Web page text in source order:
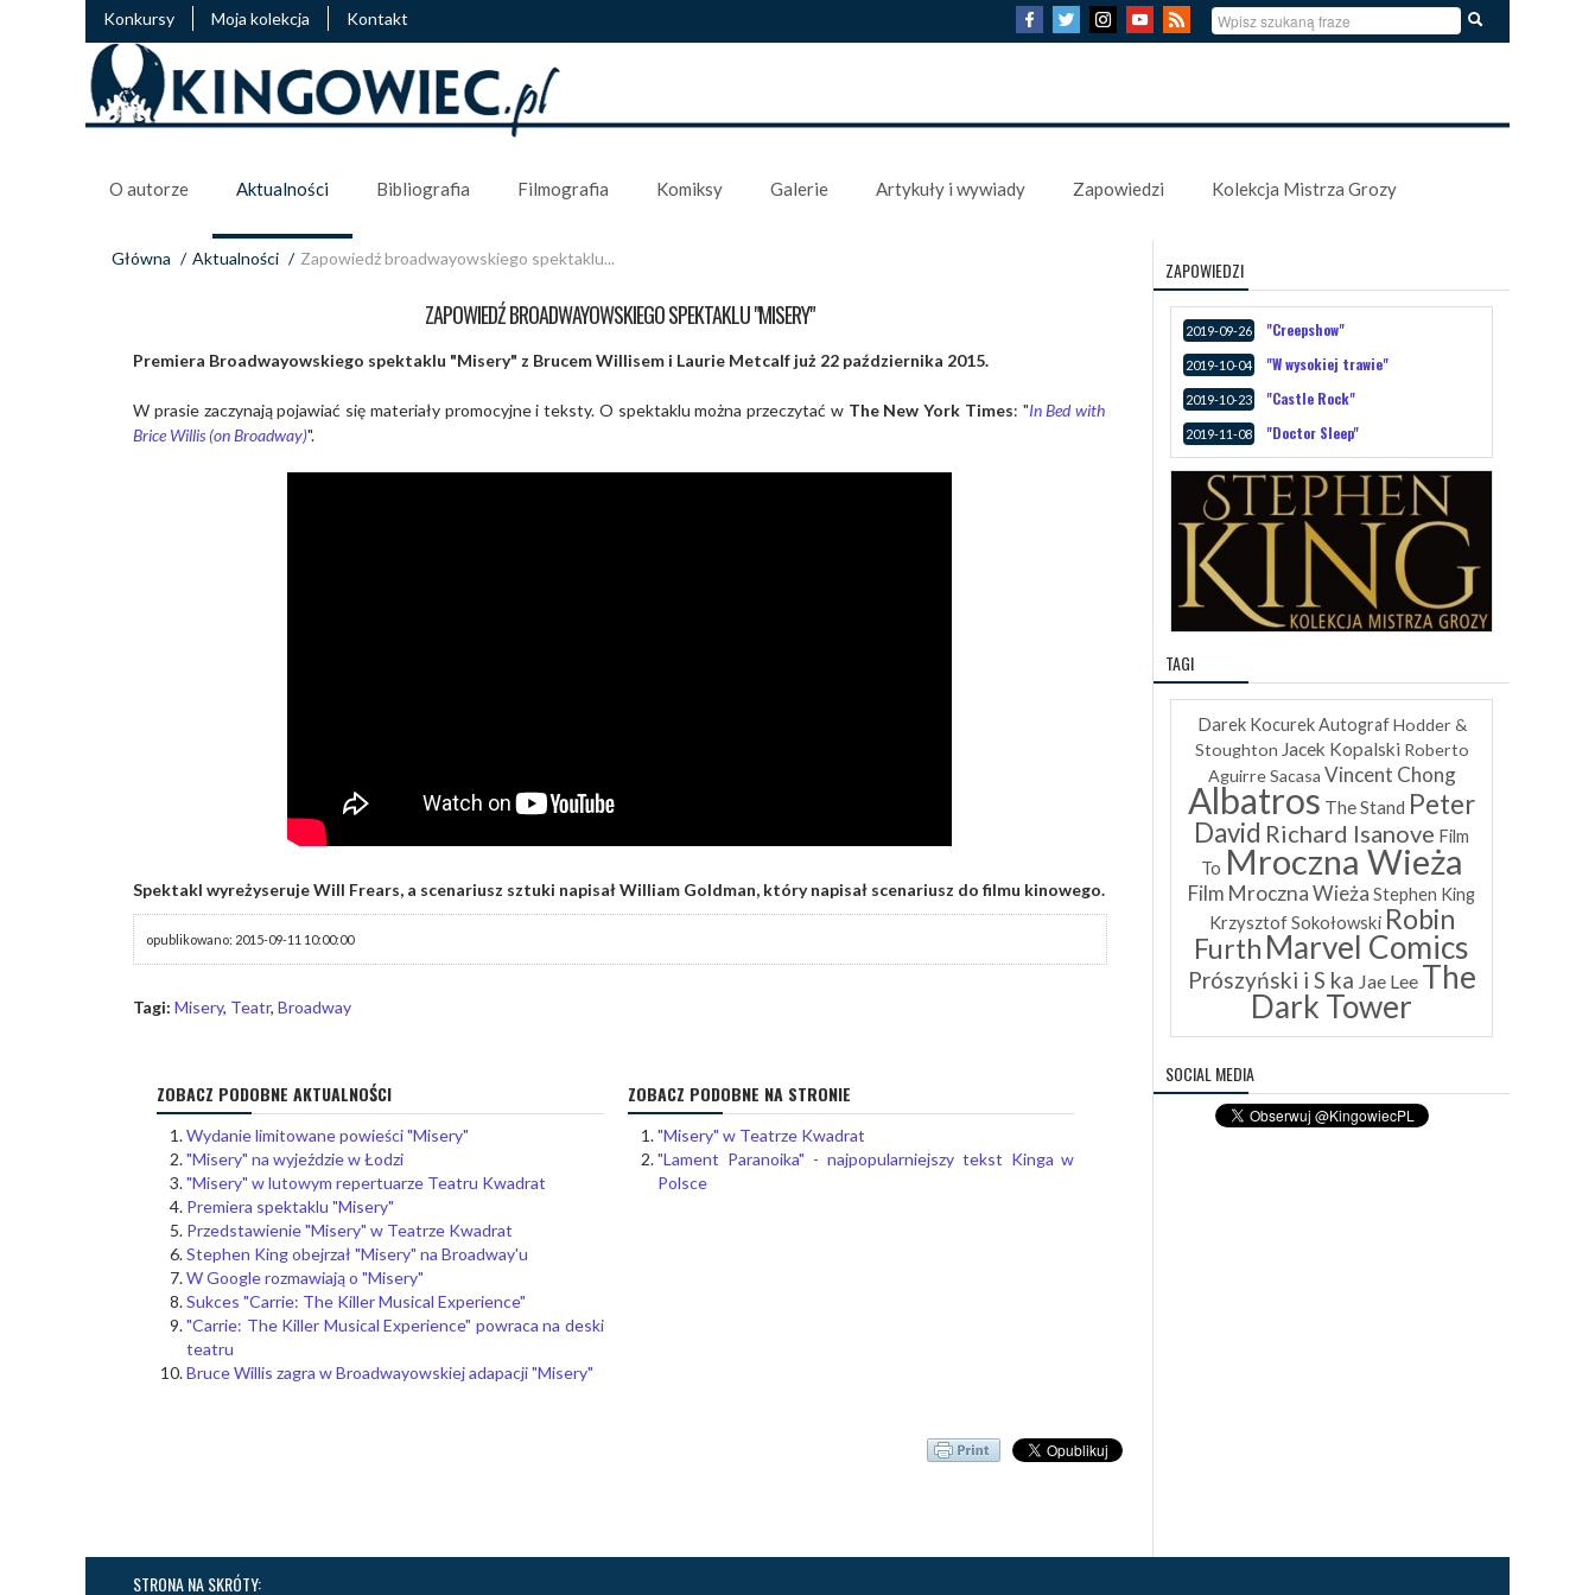
Konkursy Moja kolekcja Kontakt
O autorze Aktualności Bibliografia Filmografia Komiksy Galerie Artykuły i wywiady Zapowiedzi Kolekcja Mistrza Grozy
Główna / Aktualności / Zapowiedź broadwayowskiego spektaklu...
ZAPOWIEDŹ BROADWAYOWSKIEGO SPEKTAKLU "MISERY"
Premiera Broadwayowskiego spektaklu "Misery" z Brucem Willisem i Laurie Metcalf już 22 października 2015.
W prasie zaczynają pojawiać się materiały promocyjne i teksty. O spektaklu można przeczytać w The New York Times: "In Bed with
Brice Willis (on Broadway)".
Spektakl wyreżyseruje Will Frears, a scenariusz sztuki napisał William Goldman, który napisał scenariusz do filmu kinowego.
opublikowano: 2015-09-11 10:00:00
Tagi: Misery, Teatr, Broadway
ZOBACZ PODOBNE AKTUALNOŚCI
Wydanie limitowane powieści "Misery"
"Misery" na wyjeździe w Łodzi
"Misery" w lutowym repertuarze Teatru Kwadrat
Premiera spektaklu "Misery"
Przedstawienie "Misery" w Teatrze Kwadrat
Stephen King obejrzał "Misery" na Broadway'u
W Google rozmawiają o "Misery"
Sukces "Carrie: The Killer Musical Experience"
"Carrie: The Killer Musical Experience" powraca na deski
teatru
Bruce Willis zagra w Broadwayowskiej adapacji "Misery"
ZOBACZ PODOBNE NA STRONIE
"Misery" w Teatrze Kwadrat
"Lament Paranoika" - najpopularniejszy tekst Kinga w
Polsce
ZAPOWIEDZI
2019-09-26 "Creepshow"
2019-10-04 "W wysokiej trawie"
2019-10-23 "Castle Rock"
2019-11-08 "Doctor Sleep"
TAGI
Darek Kocurek Autograf Hodder &
Stoughton Jacek Kopalski Roberto
Aguirre Sacasa Vincent Chong
Albatros The Stand Peter
David Richard Isanove Film
To Mroczna Wieża
Film Mroczna Wieża Stephen King
Krzysztof Sokołowski Robin
Furth Marvel Comics
Prószyński i S ka Jae Lee The
Dark Tower
SOCIAL MEDIA
STRONA NA SKRÓTY: